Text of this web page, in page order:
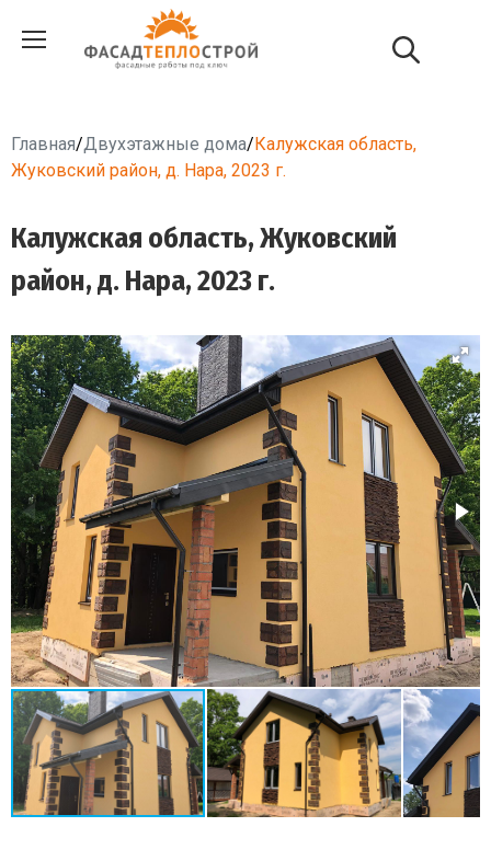
Главная/Двухэтажные дома/Калужская область,
Жуковский район, д. Нара, 2023 г.
Калужская область, Жуковский
район, д. Нара, 2023 г.